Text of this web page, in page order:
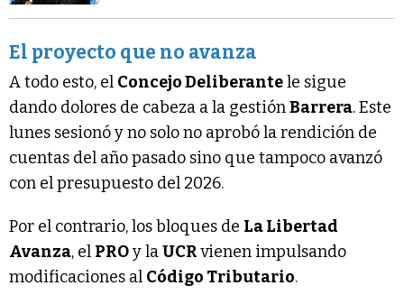
El proyecto que no avanza
A todo esto, el Concejo Deliberantele sigue
dando dolores de cabeza a la gestiónBarrera. Este
lunes sesionó y no solo no aprobó la rendición de
cuentas del año pasado sino que tampoco avanzó
con el presupuesto del 2026.
Por el contrario, los bloques de La Libertad
Avanza, el PROy laUCRvienen impulsando
modificaciones al Código Tributario.